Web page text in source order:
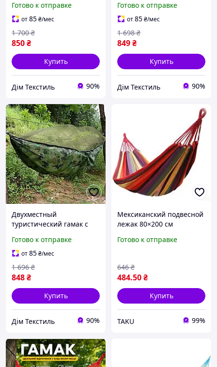
нейлоновый гамак до 200
кг в чехле для дачи и
похода
Готово к отправке
от85₴/мес
850₴
1 700 ₴
Купить
Дім Текстиль 90%
нагрузкой 200кг, Гамак со
стропами и крючками
для отдыха
Готово к отправке
от85₴/мес
849₴
1 698 ₴
Купить
Дім Текстиль 90%
Двухместный
туристический гамак с
насекомых, Нейлоновый
подвесной гамак 263х135
см в чехле
Готово к отправке
от85₴/мес
848₴
1 696 ₴
Купить
Дім Текстиль 90%
Мексиканский подвесной
лежак 80×200 см
Готово к отправке
484.50₴
646 ₴
Купить
TAKU 99%